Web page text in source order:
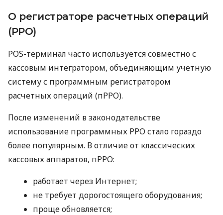
О регистраторе расчетных операций
(РРО)
POS-терминал часто используется совместно с
кассовым интегратором, объединяющим учетную
систему с программным регистратором
расчетных операций (пРРО).
После изменений в законодательстве
использование программных РРО стало гораздо
более популярным. В отличие от классических
кассовых аппаратов, пРРО:
работает через Интернет;
не требует дорогостоящего оборудования;
проще обновляется;